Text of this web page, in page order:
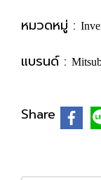
หมวดหมู่ :
แบรนด์ :
Share